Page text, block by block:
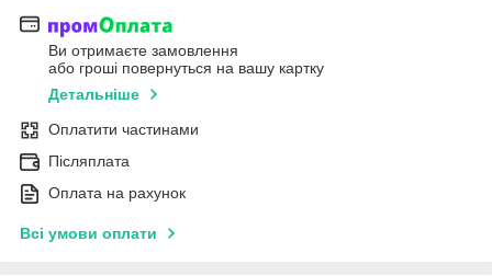
Ви отримаєте замовлення
або гроші повернуться на вашу картку
Детальніше
Оплатити частинами
Післяплата
Оплата на рахунок
Всі умови оплати